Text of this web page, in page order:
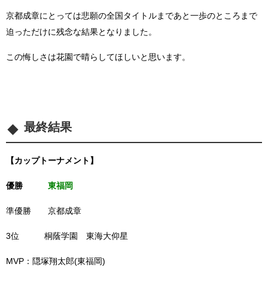
京都成章にとっては悲願の全国タイトルまであと一歩のところまで
迫っただけに残念な結果となりました。
この悔しさは花園で晴らしてほしいと思います。
最終結果
【カップトーナメント】
優勝 東福岡
準優勝 京都成章
3位 桐蔭学園 東海大仰星
MVP：隠塚翔太郎(東福岡)